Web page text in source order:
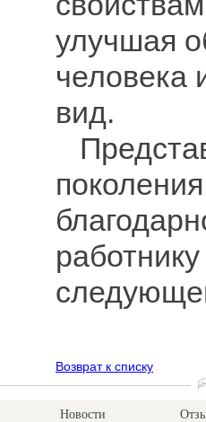
улучшая
человека
вид.
Возврат к списку
Новости